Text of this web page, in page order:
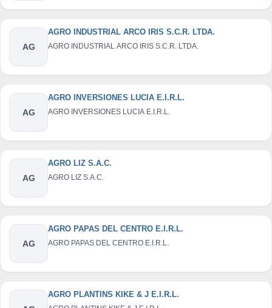
AG
AGRO INDUSTRIAL ARCO IRIS S.C.R. LTDA.
AGRO INDUSTRIAL ARCO IRIS S.C.R. LTDA.
AG
AGRO INVERSIONES LUCIA E.I.R.L.
AGRO INVERSIONES LUCIA E.I.R.L.
AG
AGRO LIZ S.A.C.
AGRO LIZ S.A.C.
AG
AGRO PAPAS DEL CENTRO E.I.R.L.
AGRO PAPAS DEL CENTRO E.I.R.L.
AGRO PLANTINS KIKE & J E.I.R.L.